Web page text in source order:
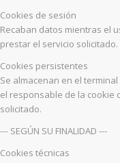
Cookies de sesión
Recaban datos mientras el
prestar el servicio solicitado.
Cookies persistentes
Se almacenan en el
el responsable de la cookie
solicitado.
--- SEGÚN SU FINALIDAD ---
Cookies técnicas